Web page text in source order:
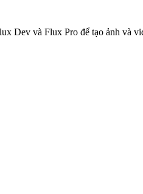
Dev và Flux Pro để tạo ảnh và